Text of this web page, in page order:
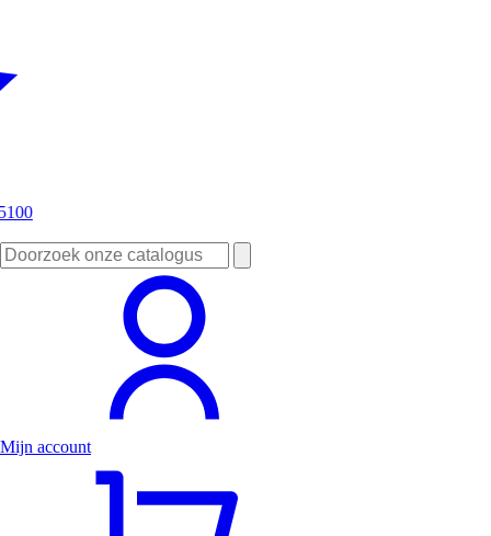
Zoeken
naar:
Mijn account